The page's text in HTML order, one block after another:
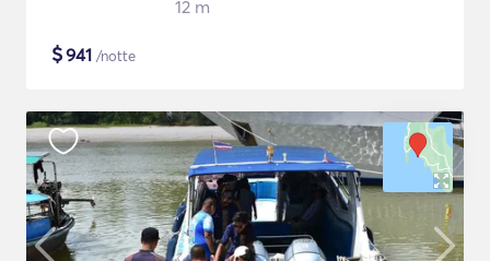
12 m
$941 /notte